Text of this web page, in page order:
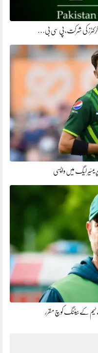
کرکٹرز کی شرکت، پی سی بی…
لیگ میں واپسی